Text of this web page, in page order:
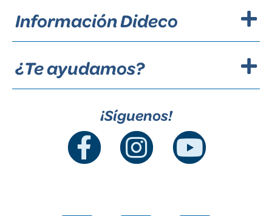
Información Dideco
¿Te ayudamos?
¡Síguenos!